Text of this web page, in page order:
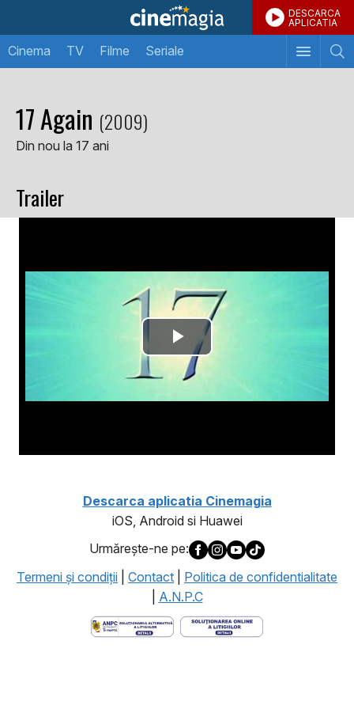
DESCARCA
APLICATIA
Cinema TV Filme Seriale
17 Again (2009)
Din nou la 17 ani
Trailer
Descarca aplicatia Cinemagia
iOS, Android si Huawei
Urmăreşte-ne pe:
Termeni şi condiţii
Contact
Politica de confidentialitate
A.N.P.C